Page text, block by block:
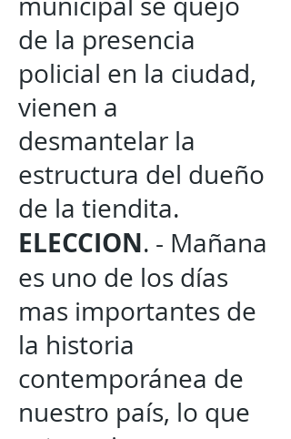
de la presencia
policial en la ciudad,
vienen a
desmantelar la
estructura del dueño
de la tiendita.
ELECCION. - Mañana
es uno de los días
mas importantes de
la historia
contemporánea de
nuestro país, lo que